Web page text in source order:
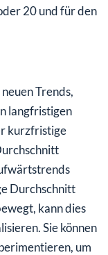
20 und für den
Trends,
langfristigen
kurzfristige
Durchschnitt
kann dies
Sie können
um